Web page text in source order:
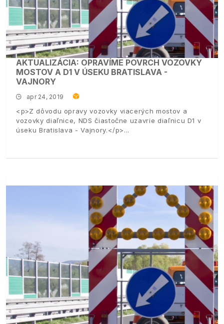
AKTUALIZÁCIA: OPRAVÍME POVRCH VOZOVKY
MOSTOV A D1 V ÚSEKU BRATISLAVA -
VAJNORY
apr 24, 2019
<p>Z dôvodu opravy vozovky viacerých mostov a
vozovky diaľnice, NDS čiastočne uzavrie diaľnicu D1 v
úseku Bratislava - Vajnory.</p>